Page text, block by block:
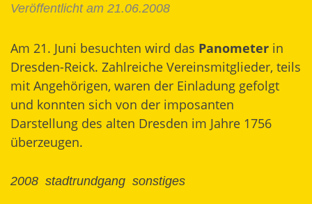
Veröffentlicht am 21.06.2008
Am 21. Juni besuchten wird das Panometer in
Dresden-Reick. Zahlreiche Vereinsmitglieder, teils
mit Angehörigen, waren der Einladung gefolgt
und konnten sich von der imposanten
Darstellung des alten Dresden im Jahre 1756
überzeugen.
2008 stadtrundgang sonstiges